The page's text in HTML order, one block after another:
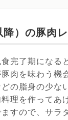
降）の豚肉
完了期になる
肉を味わう機
の脂身の少な
理を作ってあ
すので、サラ